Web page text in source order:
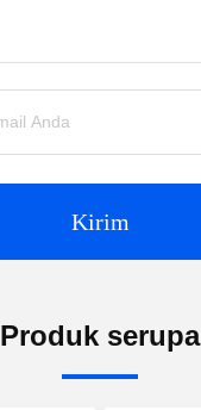
Kirim
Produk serupa